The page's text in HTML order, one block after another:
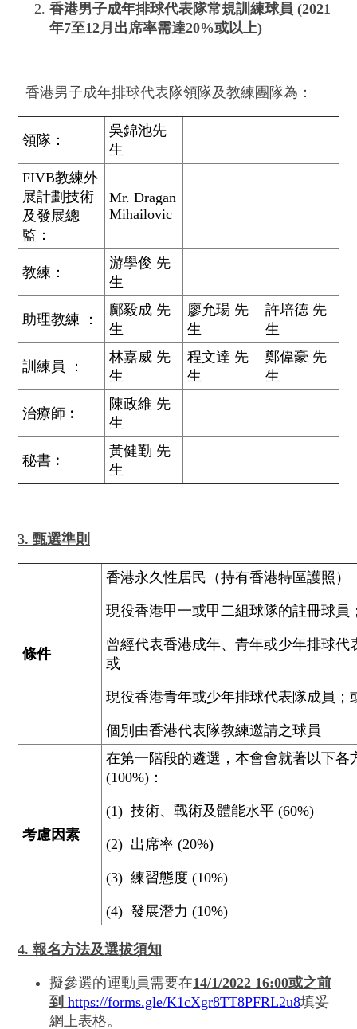
香港男子成年排球代表隊常規訓練球員 (2021
年7至12月出席率需達20%或以上)
香港男子成年排球代表隊領隊及教練團隊為：
領隊：
吳錦池先
生
FIVB教練外
展計劃技術
及發展總
監：
Mr. Dragan
Mihailovic
教練：
游學俊 先
生
助理教練 ：
鄺毅成 先
生
廖允瑒 先
生
許培德 先
生
訓練員 ：
林嘉威 先
生
程文達 先
生
鄭偉豪 先
生
治療師︰
陳政維 先
生
秘書︰
黃健勤 先
生
3. 甄選準則
條件
香港永久性居民（持有香港特區護照）
現役香港甲一或甲二組球隊的註冊球員
曾經代表香港成年、青年或少年排球代
或
現役香港青年或少年排球代表隊成員；
個別由香港代表隊教練邀請之球員
考慮因素
在第一階段的遴選，本會會就著以下各
(100%)：
(1) 技術、戰術及體能水平 (60%)
(2) 出席率 (20%)
(3) 練習態度 (10%)
(4) 發展潛力 (10%)
4. 報名方法及選拔須知
擬參選的運動員需要在14/1/2022 16:00或之前
到 https://forms.gle/K1cXgr8TT8PFRL2u8填妥
網上表格。